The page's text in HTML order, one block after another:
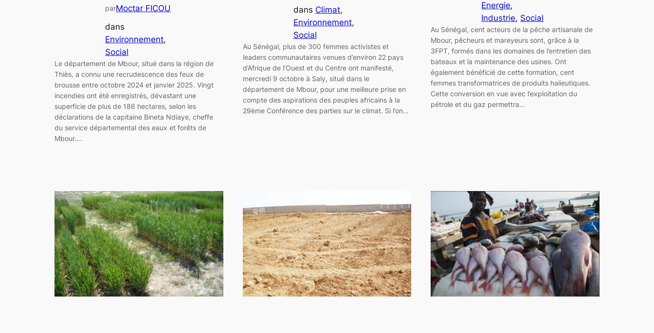
parMoctar FICOU
dans
Environnement
Social
Le département de Mbour, situé dans la région de
Thiès, a connu une recrudescence des feux de
brousse entre octobre 2024 et janvier 2025. Vingt
incendies ont été enregistrés, dévastant une
superficie de plus de 186 hectares, selon les
déclarations de la capitaine Bineta Ndiaye, cheffe
du service départemental des eaux et forêts de
Mbour.…
dans Climat
Environnement
Social
Au Sénégal, plus de 300 femmes activistes et
leaders communautaires venues d’environ 22 pays
d’Afrique de l’Ouest et du Centre ont manifesté,
mercredi 9 octobre à Saly, situé dans le
département de Mbour, pour une meilleure prise en
compte des aspirations des peuples africains à la
29ème Conférence des parties sur le climat. Si l’on…
Energie
Industrie, Social
Au Sénégal, cent acteurs de la pêche artisanale de
Mbour, pêcheurs et mareyeurs sont, grâce à la
3FPT, formés dans les domaines de l’entretien des
bateaux et la maintenance des usines. Ont
également bénéficié de cette formation, cent
femmes transformatrices de produits halieutiques.
Cette conversion en vue avec l’exploitation du
pétrole et du gaz permettra…